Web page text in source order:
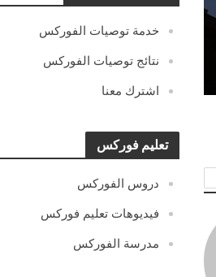
خدمة توصيات الفوركس
نتائج توصيات الفوركس
اشترك معنا
تعليم فوركس
دروس الفوركس
فيديوهات تعليم فوركس
مدرسة الفوركس